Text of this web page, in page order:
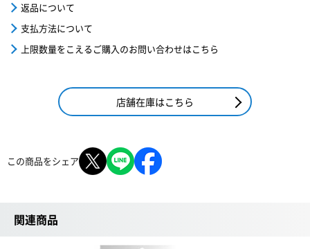
返品について
支払方法について
上限数量をこえるご購入のお問い合わせはこちら
店舗在庫はこちら
この商品をシェア
関連商品